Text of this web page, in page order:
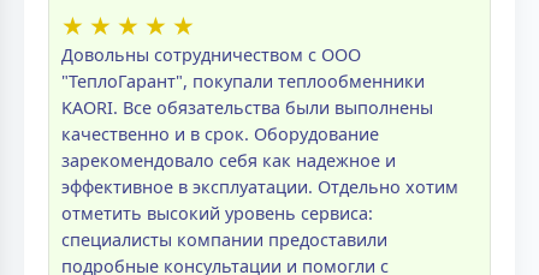
★ ★ ★ ★ ★
Довольны сотрудничеством с ООО
"ТеплоГарант", покупали теплообменники
KAORI. Все обязательства были выполнены
качественно и в срок. Оборудование
зарекомендовало себя как надежное и
эффективное в эксплуатации. Отдельно хотим
отметить высокий уровень сервиса:
специалисты компании предоставили
подробные консультации и помогли с